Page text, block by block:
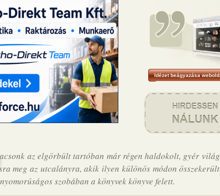
Idézet beágyazása
az elgörbült tartóban már régen haldokolt, gyér
meg az utcalányra, akik ilyen különös módon
szobában a könyvek könyve felett.